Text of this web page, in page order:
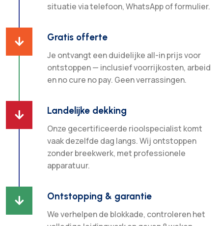
situatie via telefoon, WhatsApp of formulier.
 Gratis offerte
Je ontvangt een duidelijke all-in prijs voor
ontstoppen — inclusief voorrijkosten, arbeid
en no cure no pay. Geen verrassingen.
 Landelijke dekking
Onze gecertificeerde rioolspecialist komt
vaak dezelfde dag langs. Wij ontstoppen
zonder breekwerk, met professionele
apparatuur.
 Ontstopping & garantie
We verhelpen de blokkade, controleren het